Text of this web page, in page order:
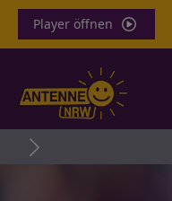
Player öffnen